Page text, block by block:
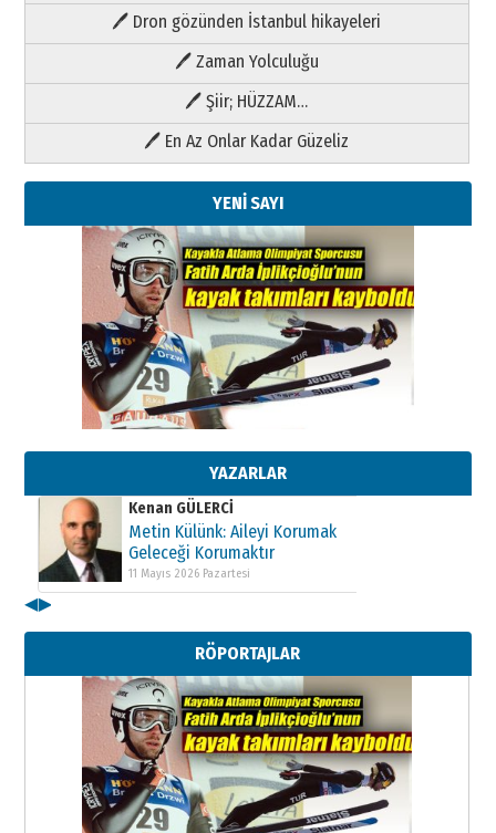
🖊 Dron gözünden İstanbul hikayeleri
🖊 Zaman Yolculuğu
🖊 Şiir; HÜZZAM…
🖊 En Az Onlar Kadar Güzeliz
YENİ SAYI
YAZARLAR
Kenan GÜLERCİ
Metin Külünk: Aileyi Korumak
11 Mayıs 2026 Pazartesi
Kenan GÜLERCİ
Metin Külünk: Aileyi Korumak
Geleceği Korumaktır
11 Mayıs 2026 Pazartesi
Metin Külünk: Aileyi Korumak
Geleceği Korumaktır
11 Mayıs 2026 Pazartesi
◀▶
RÖPORTAJLAR